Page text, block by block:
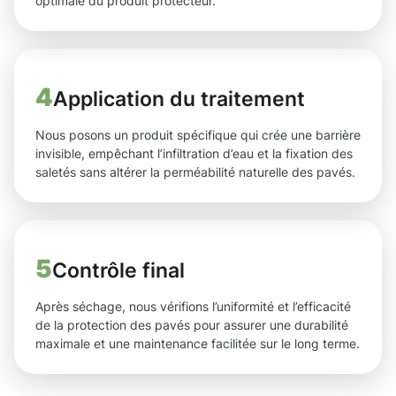
4Application du traitement
Nous posons un produit spécifique qui crée une barrière
invisible, empêchant l’infiltration d’eau et la fixation des
saletés sans altérer la perméabilité naturelle des pavés.
5Contrôle final
Après séchage, nous vérifions l’uniformité et l’efficacité
de la protection des pavés pour assurer une durabilité
maximale et une maintenance facilitée sur le long terme.